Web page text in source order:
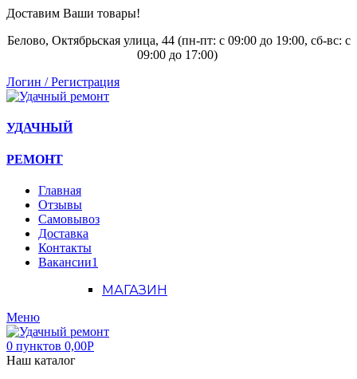
Доставим Ваши товары!
Белово, Октябрьская улица, 44 (пн-пт: с 09:00 до 19:00, сб-вс: с
09:00 до 17:00)
Логин / Регистрация
УДАЧНЫЙ
РЕМОНТ
Главная
Отзывы
Самовывоз
Доставка
Контакты
Вакансии1
МАГАЗИН
Меню
0 пунктов 0,00Р
Наш каталог